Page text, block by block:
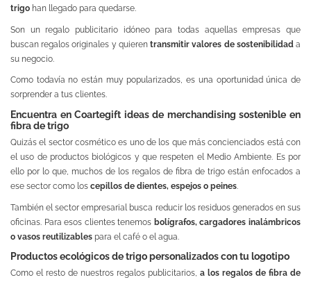
trigo han llegado para quedarse.
Son un regalo publicitario idóneo para todas aquellas empresas que
buscan regalos originales y quierentransmitir valores de sostenibilidada
su negocio.
Como todavía no están muy popularizados, es una oportunidad única de
sorprender a tus clientes.
Encuentra en Coartegift ideas de merchandising sostenible en
fibra de trigo
Quizás el sector cosmético es uno de los que más concienciados está con
el uso de productos biológicos y que respeten el Medio Ambiente. Es por
ello por lo que, muchos de los regalos de fibra de trigo están enfocados a
ese sector como los cepillos de dientes, espejos o peines.
También el sector empresarial busca reducir los residuos generados en sus
oficinas. Para esos clientes tenemos bolígrafos, cargadores inalámbricos
o vasos reutilizables para el café o el agua.
Productos ecológicos de trigo personalizados con tu logotipo
Como el resto de nuestros regalos publicitarios, a los regalos de fibra de